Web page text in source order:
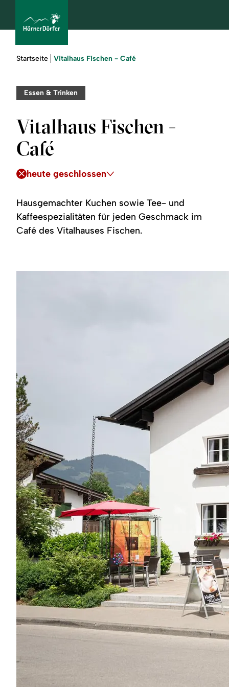
Urlaub
buchen
Sommer
Winter
Region
Sie
Startseite Vitalhaus Fischen - Café
Essen & Trinken
Vitalhaus Fischen -
Café
heute geschlossen
Hausgemachter Kuchen sowie Tee- und
Kaffeespezialitäten für jeden Geschmack im
Café des Vitalhauses Fischen.